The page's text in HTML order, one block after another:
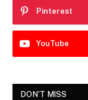
Pinterest
YouTube
DON'T MISS